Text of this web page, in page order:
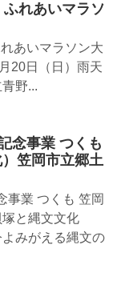
れあいマラソ
あいマラソン大
日（日）雨天
野...
念事業 つくも
）笠岡市立郷土
事業 つくも 笠岡
と縄文文化
みがえる縄文の